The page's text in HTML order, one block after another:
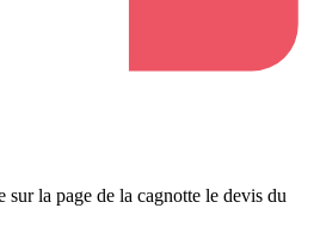
sur la page de la cagnotte le devis du